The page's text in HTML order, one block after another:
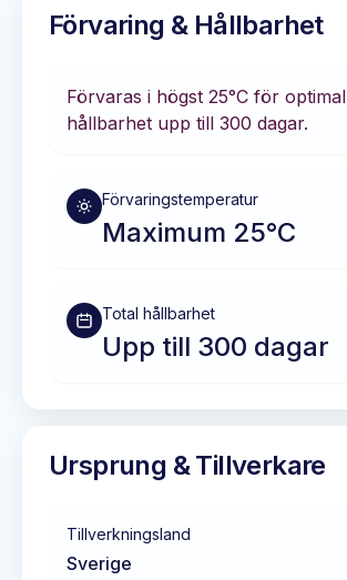
Förvaring & Hållbarhet
Förvaras i högst 25°C för optimal
hållbarhet upp till 300 dagar.
Förvaringstemperatur
Maximum 25°C
Total hållbarhet
Upp till 300 dagar
Ursprung & Tillverkare
Tillverkningsland
Sverige